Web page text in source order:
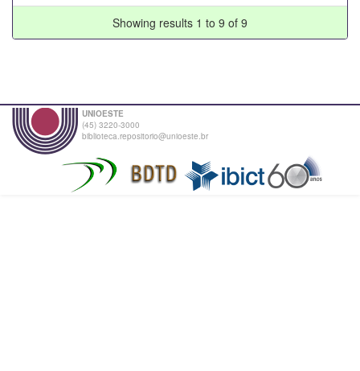
Showing results 1 to 9 of 9
UNIOESTE
(45) 3220-3000
biblioteca.repositorio@unioeste.br